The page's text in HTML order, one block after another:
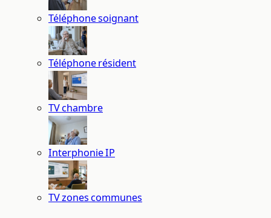
Téléphone soignant
Téléphone résident
TV chambre
Interphonie IP
TV zones communes